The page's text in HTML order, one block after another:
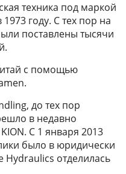
техника под маркой
году. С тех пор на
поставлены тысячи
с помощью
до тех пор
в недавно
С 1 января 2013
было в юридически
отделилась